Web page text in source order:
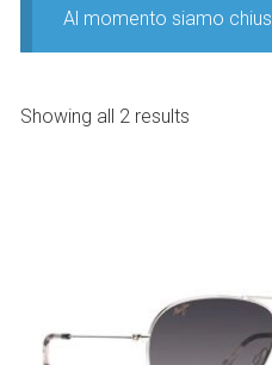
Al momento siamo
Showing all 2 results